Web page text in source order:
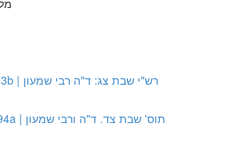
Source #1: Rashi Shabbat 93b | רש"י שבת צג: ד"ה רבי שמעון
Source #2: Tosfot Shabbat 94a | תוס' שבת צד. ד"ה ורבי שמעון